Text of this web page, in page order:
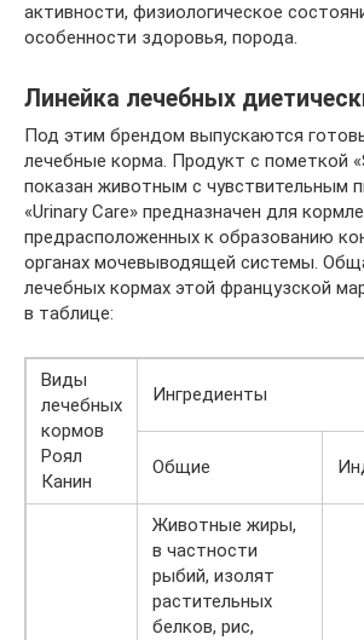
активности, физиологическое
особенности здоровья, порода.
Линейка лечебных
Под этим брендом выпускаются
лечебные корма. Продукт с пометкой
показан животным с чувствительным
«Urinary Care» предназначен для
предрасположенных к образованию
органах мочевыводящей системы.
лечебных кормах этой французской
в таблице:
Виды
лечебных
кормов
Роял
Канин
Ингредиенты
Общие
Животные жиры,
в частности
рыбий, изолят
растительных
белков, рис,